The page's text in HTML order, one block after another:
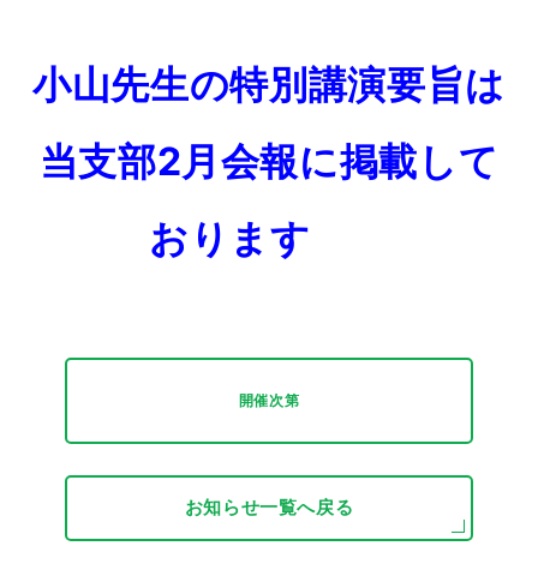
小山先生の特別講演要旨は
当支部2月会報に掲載して
おります
開催次第
お知らせ一覧へ戻る